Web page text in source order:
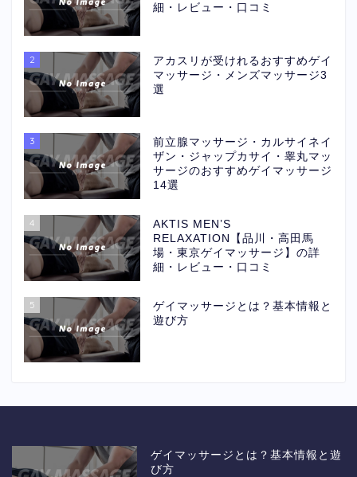
細・レビュー・口コミ
2
アカスリが受けれるおすすめゲイ
マッサージ・メンズマッサージ3
選
3
前立腺マッサージ・カルサイネイ
ザン・ジャップカサイ・睾丸マッ
サージのおすすめゲイマッサージ
14選
4
AKTIS MEN’S
RELAXATION【品川・高田馬
場・東京ゲイマッサージ】の詳
細・レビュー・口コミ
5
ゲイマッサージとは？基本情報と
遊び方
ゲイマッサージとは？基本情報と遊
び方